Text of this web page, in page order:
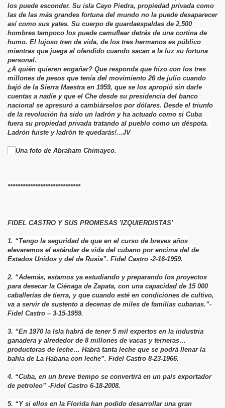
los puede esconder. Su isla Cayo Piedra, propiedad privada como
las de las más grandes fortuna del mundo no la puede desaparecer
así como sus yates. Su cuerpo de guardaespaldas de 2,500
hombres tampoco los puede camuflear detrás de una cortina de
humo. El lujoso tren de vida, de los tres hermanos es público
mientras que juega al ofendido cuando sacan a la luz su fortuna
personal.
¿A quién quieren engañar? Que responda que hizo con los tres
millones de pesos que tenía del movimiento 26 de julio cuando
bajó de la Sierra Maestra en 1959, que se los apropió sin darle
cuentas a nadie y que el Che desde su presidencia del banco
nacional se apresuró a cambiárselos por dólares. Desde el triunfo
de la revolución ha sido un ladrón y ha actuado como si Cuba
fuera su propiedad privada tratando al pueblo como un déspota.
Ladrón fuiste y ladrón te quedarás!...JV
*****************************
FIDEL CASTRO Y SUS PROMESAS 'IZQUIERDISTAS'
1. “Tengo la seguridad de que en el curso de breves años
elevaremos el estándar de vida del cubano por encima del de
Estados Unidos y del de Rusia”. Fidel Castro -2-16-1959.
2. “Además, estamos ya estudiando y preparando los proyectos
para desecar la Ciénaga de Zapata, con una capacidad de 15 000
caballerías de tierra, y que cuando esté en condiciones de cultivo,
va a servir de sustento a decenas de miles de familias cubanas.”-
Fidel Castro – 3-15-1959.
3. “En 1970 la Isla habrá de tener 5 mil expertos en la industria
ganadera y alrededor de 8 millones de vacas y terneras…
productoras de leche… Habrá tanta leche que se podrá llenar la
bahía de La Habana con leche”. Fidel Castro 8-23-1966.
4. “Cuba, en un breve tiempo se convertirá en un país exportador
de petroleo” -Fidel Castro 6-18-2008.
5. “Y si ellos en la Florida han podido desarrollar una gran